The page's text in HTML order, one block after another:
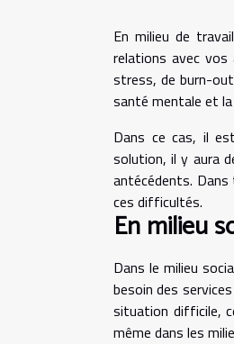
En milieu de
relations avec vos
stress, de burn-
santé mentale et
Dans ce cas, il
solution, il y aura
antécédents.
ces difficultés.
En milieu
Dans le milieu
besoin des
situation difficile,
même dans les